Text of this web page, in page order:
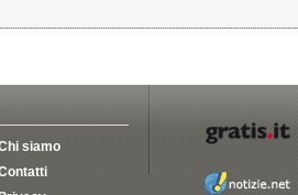
siamo